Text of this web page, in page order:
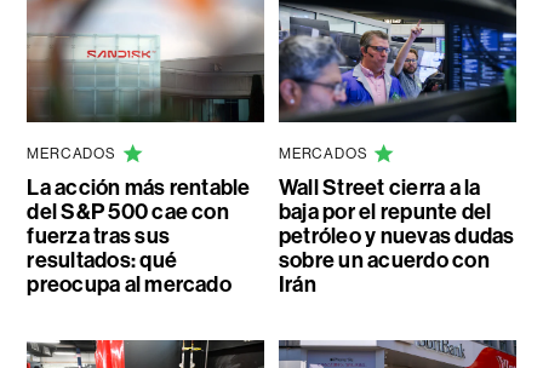
MERCADOS
La acción más rentable
del S&P 500 cae con
fuerza tras sus
resultados: qué
preocupa al mercado
MERCADOS
Wall Street cierra a la
baja por el repunte del
petróleo y nuevas dudas
sobre un acuerdo con
Irán